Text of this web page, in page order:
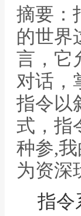
摘要：
的世界
言，它
对话，
指令以
式，指
种参,
为资深
指令